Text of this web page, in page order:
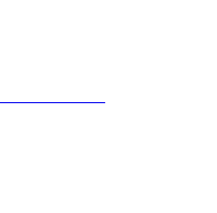
600 544 445